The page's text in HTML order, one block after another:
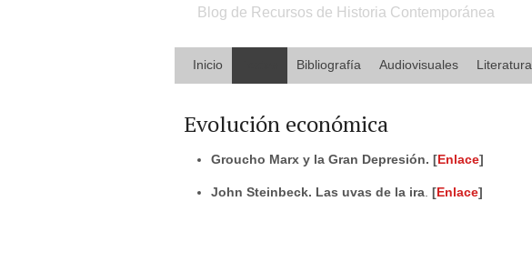
Blog de Recursos de Historia Contemporánea
Inicio Bibliografía Audiovisuales Literatura
Evolución económica
Groucho Marx y la Gran Depresión. [Enlace]
John Steinbeck. Las uvas de la ira [Enlace]